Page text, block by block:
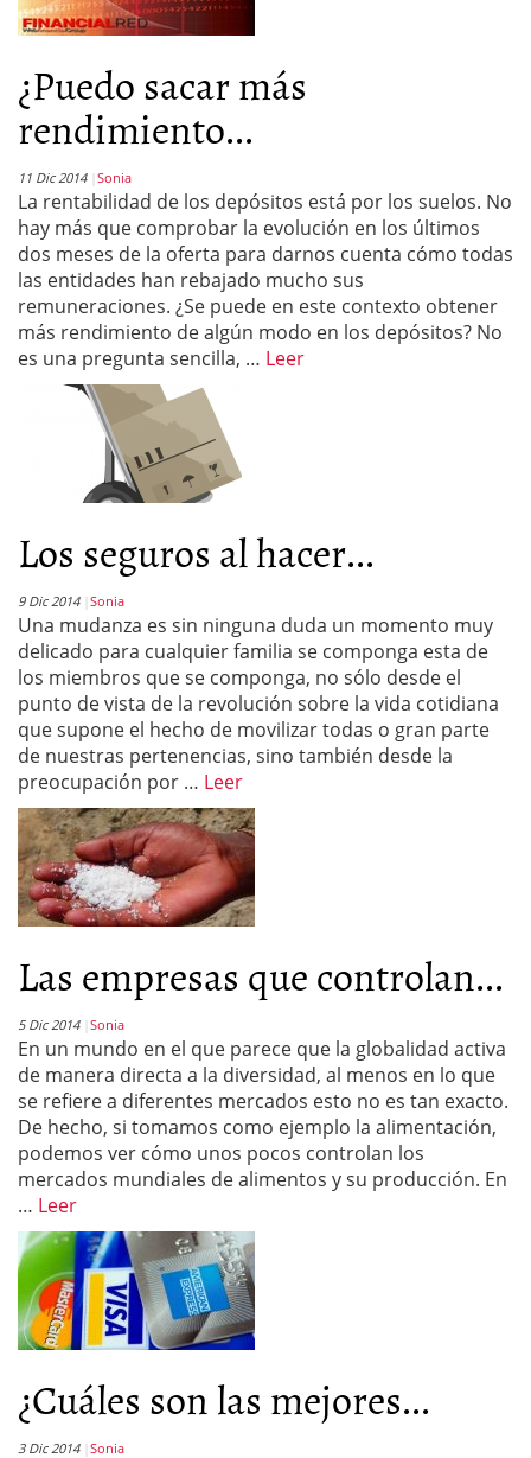
¿Puedo sacar más
rendimiento...
11 Dic 2014 Sonia
La rentabilidad de los depósitos está por los suelos. No
hay más que comprobar la evolución en los últimos
dos meses de la oferta para darnos cuenta cómo todas
las entidades han rebajado mucho sus
remuneraciones. ¿Se puede en este contexto obtener
más rendimiento de algún modo en los depósitos? No
es una pregunta sencilla, … Leer
Los seguros al hacer...
9 Dic 2014 Sonia
Una mudanza es sin ninguna duda un momento muy
delicado para cualquier familia se componga esta de
los miembros que se componga, no sólo desde el
punto de vista de la revolución sobre la vida cotidiana
que supone el hecho de movilizar todas o gran parte
de nuestras pertenencias, sino también desde la
preocupación por … Leer
Las empresas que controlan...
5 Dic 2014 Sonia
En un mundo en el que parece que la globalidad activa
de manera directa a la diversidad, al menos en lo que
se refiere a diferentes mercados esto no es tan exacto.
De hecho, si tomamos como ejemplo la alimentación,
podemos ver cómo unos pocos controlan los
mercados mundiales de alimentos y su producción. En
… Leer
¿Cuáles son las mejores...
3 Dic 2014 Sonia